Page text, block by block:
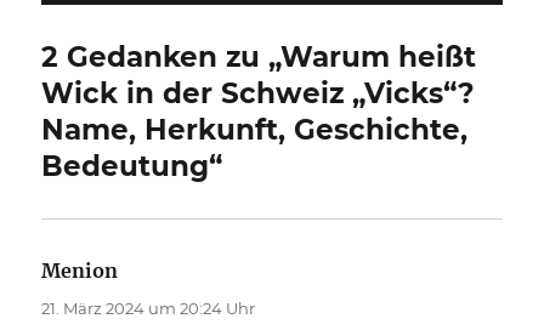
2 Gedanken zu „Warum heißt
Wick in der Schweiz „Vicks“?
Name, Herkunft, Geschichte,
Bedeutung“
Menion
21. März 2024 um 20:24 Uhr